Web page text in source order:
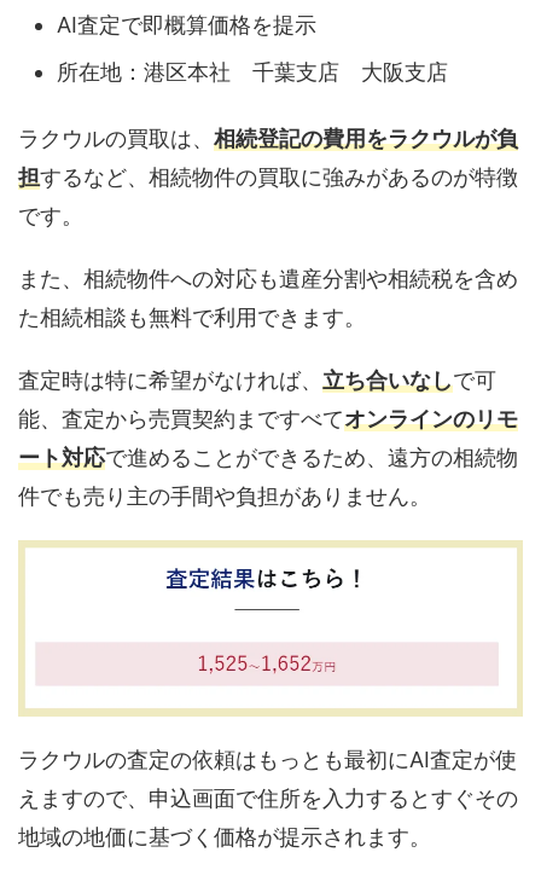
AI査定で即概算価格を提示
所在地：港区本社 千葉支店 大阪支店
ラクウルの買取は、 相続登記の費用をラクウルが負
担するなど、相続物件の買取に強みがあるのが特徴
です。
また、相続物件への対応も遺産分割や相続税を含め
た相続相談も無料で利用できます。
査定時は特に希望がなければ、 立ち合いなしで可
能、査定から売買契約まですべてオンラインのリモ
ート対応で進めることができるため、遠方の相続物
件でも売り主の手間や負担がありません。
ラクウルの査定の依頼はもっとも最初にAI査定が使
えますので、申込画面で住所を入力するとすぐその
地域の地価に基づく価格が提示されます。